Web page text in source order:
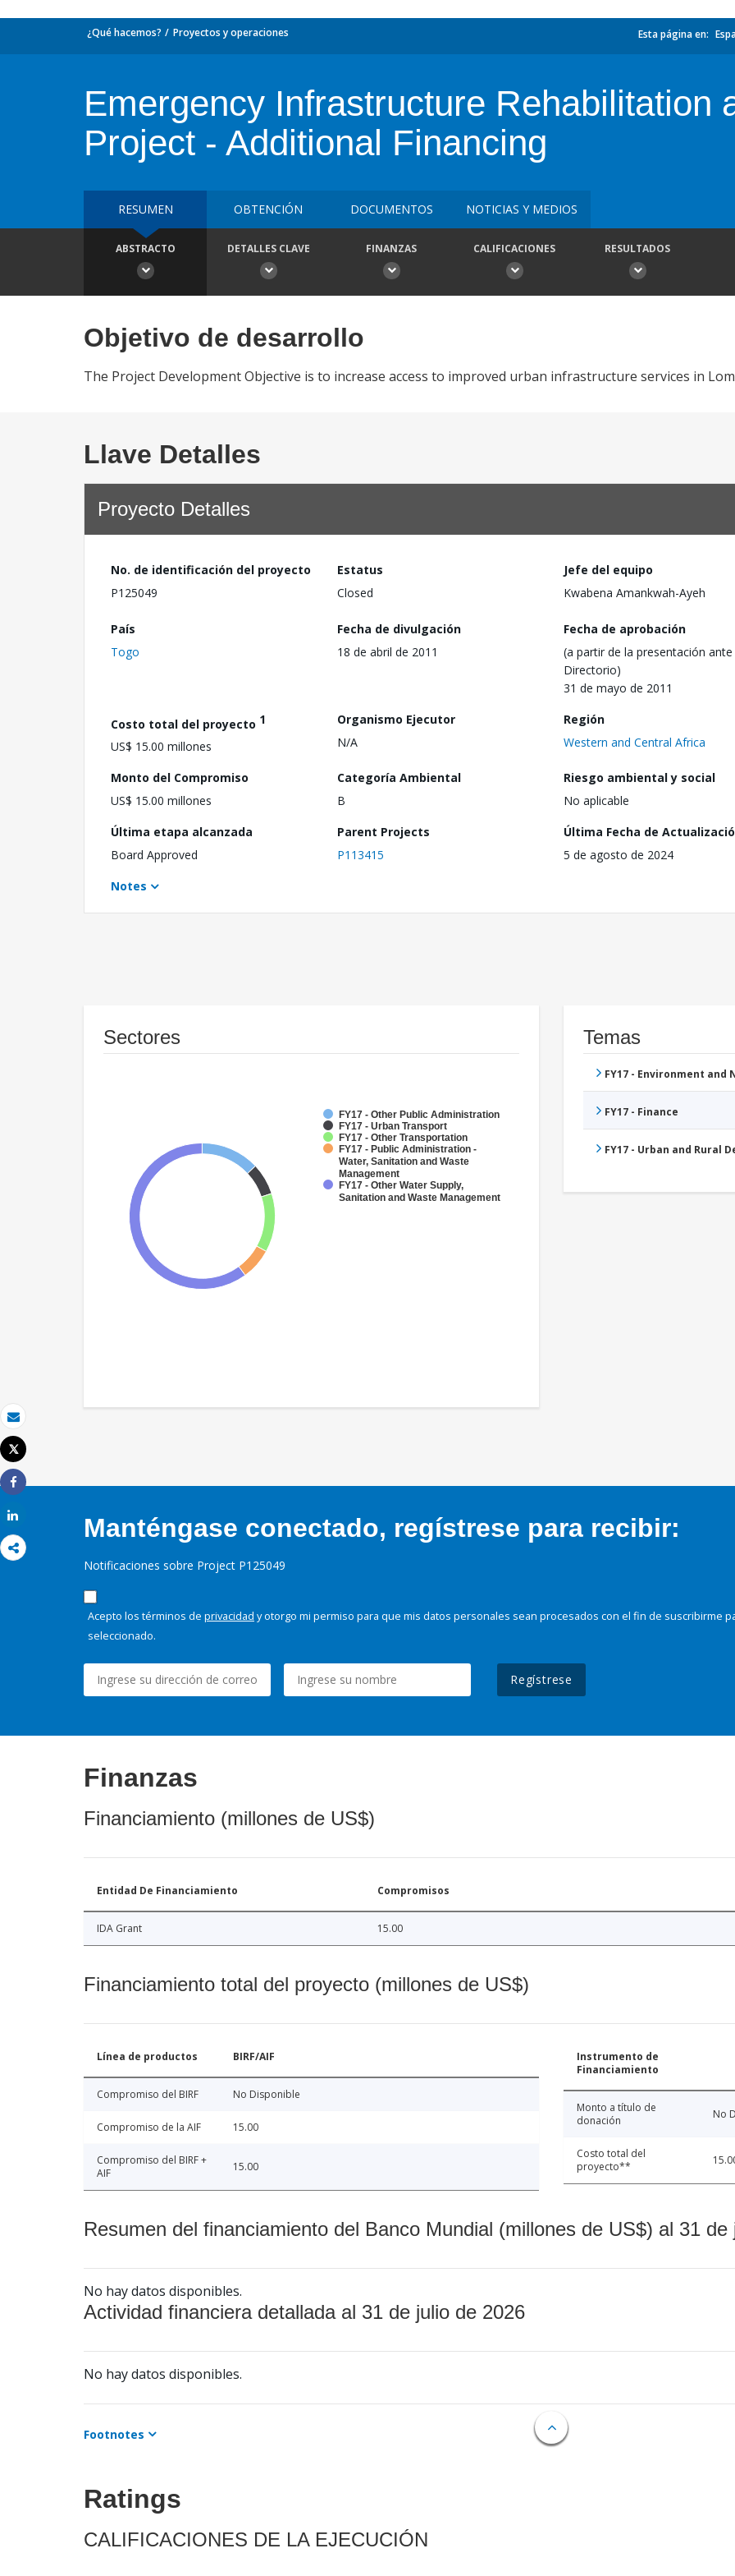
Correo electrónico
Imprimir
Tweet
Share
¿Qué hacemos? Proyectos y operaciones Esta página en:
Emergency Infrastructure Rehabilitation
Project - Additional Financing
RESUMEN OBTENCIÓN DOCUMENTOS NOTICIAS Y MEDIOS
ABSTRACTO DETALLES CLAVE FINANZAS CALIFICACIONES RESULTADOS
Objetivo de desarrollo
The Project Development Objective is to increase access to improved urban infrastructure services in
Llave Detalles
Proyecto Detalles
No. de identificación del proyecto
P125049
Estatus
Closed
Jefe del equipo
Kwabena Amankwah-Ayeh
País
Togo
Fecha de divulgación
18 de abril de 2011
Fecha de aprobación
(a partir de la presentación ante
Directorio)
31 de mayo de 2011
Costo total del proyecto 1
US$ 15.00 millones
Organismo Ejecutor
N/A
Región
Western and Central Africa
Monto del Compromiso
US$ 15.00 millones
Categoría Ambiental
B
Riesgo ambiental y social
No aplicable
Última etapa alcanzada
Board Approved
Parent Projects
P113415
Última Fecha de
5 de agosto de 2024
Notes
Sectores
FY17 - Other Public Administration
FY17 - Urban Transport
FY17 - Other Transportation
FY17 - Public Administration -
Water, Sanitation and Waste
Management
FY17 - Other Water Supply,
Sanitation and Waste Management
Temas
FY17 - Environment
FY17 - Finance
FY17 - Urban and Rural
Manténgase conectado, regístrese para recibir:
Notificaciones sobre Project P125049
Acepto los términos de privacidad y otorgo mi permiso para que mis datos personales sean procesados con el fin de suscribirme
seleccionado.
Regístrese
Finanzas
Financiamiento (millones de US$)
Entidad De Financiamiento Compromisos
IDA Grant 15.00
Financiamiento total del proyecto (millones de US$)
Línea de productos BIRF/AIF
Compromiso del BIRF No Disponible
Compromiso de la AIF 15.00
Compromiso del BIRF +
AIF
15.00
Instrumento de
Financiamiento
Monto a título de
donación
No
Costo total del
proyecto**
Resumen del financiamiento del Banco Mundial (millones de US$) al 31 de
No hay datos disponibles.
Actividad financiera detallada al 31 de julio de 2026
No hay datos disponibles.
Footnotes
Ratings
CALIFICACIONES DE LA EJECUCIÓN